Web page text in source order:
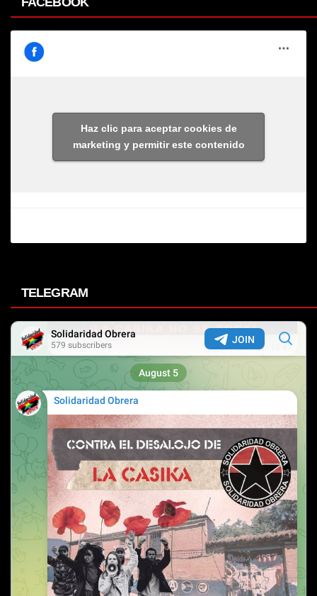
Haz clic para aceptar cookies de
marketing y permitir este contenido
TELEGRAM